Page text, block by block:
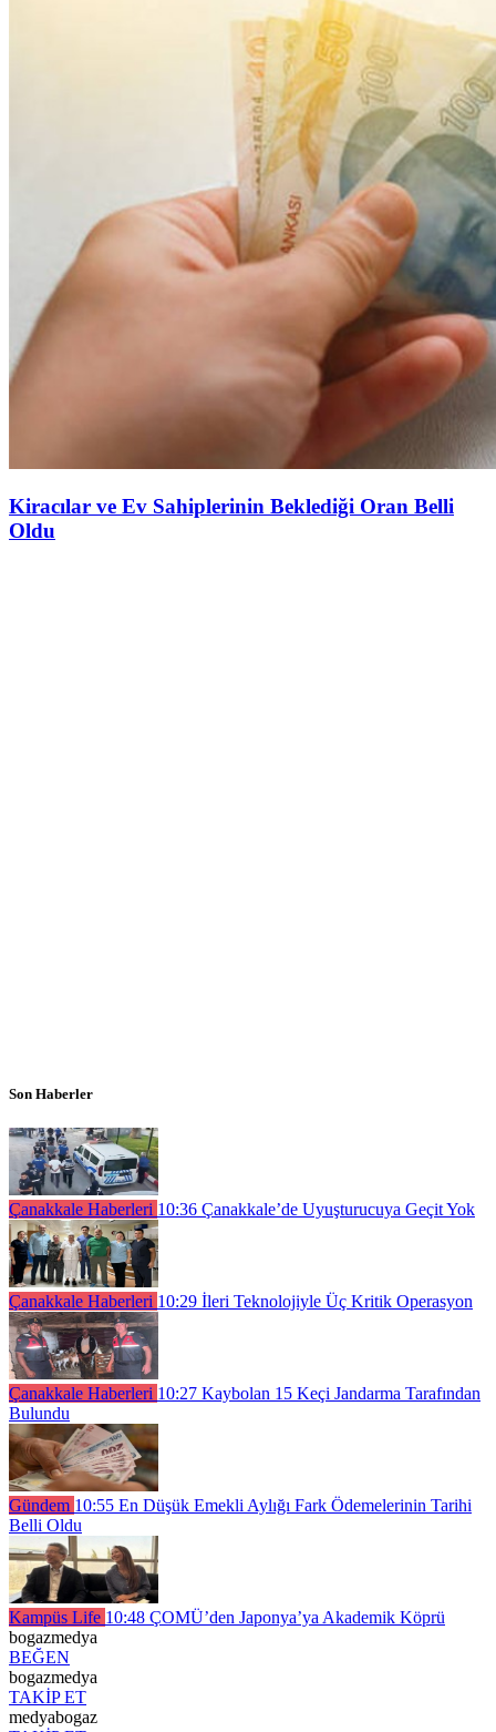
Kiracılar ve Ev Sahiplerinin Beklediği Oran Belli
Oldu
Son Haberler
Çanakkale Haberleri 10:36 Çanakkale’de Uyuşturucuya Geçit Yok
Çanakkale Haberleri 10:29 İleri Teknolojiyle Üç Kritik Operasyon
Çanakkale Haberleri 10:27 Kaybolan 15 Keçi Jandarma Tarafından
Bulundu
Gündem 10:55 En Düşük Emekli Aylığı Fark Ödemelerinin Tarihi
Belli Oldu
Kampüs Life 10:48 ÇOMÜ’den Japonya’ya Akademik Köprü
bogazmedya
BEĞEN
bogazmedya
TAKİP ET
medyabogaz